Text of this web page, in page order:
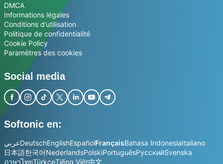
DMCA
Informations légales
Conditions d’utilisation
Politique de confidentialité
Cookie Policy
Paramètres des cookies
Social media
Softonic en:
عربيDeutschEnglishEspañolFrançaisBahasa IndonesiaItaliano
日本語한국어NederlandsPolskiPortuguêsРусскийSvenska
ภาษาไทยTürkçeTiếng Việt中文